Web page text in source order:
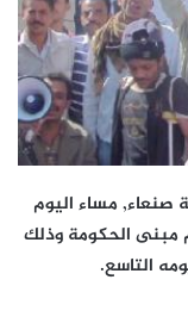
صنعاء, مساء اليوم
مبنى الحكومة وذلك
التاسع.